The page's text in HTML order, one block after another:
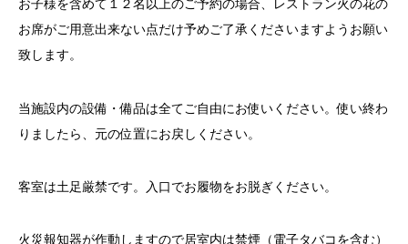
お子様を含めて１２名以上のご予約の場合、レストラン火の花の
お席がご用意出来ない点だけ予めご了承くださいますようお願い
致します。
当施設内の設備・備品は全てご自由にお使いください。使い終わ
りましたら、元の位置にお戻しください。
客室は土足厳禁です。入口でお履物をお脱ぎください。
火災報知器が作動しますので居室内は禁煙（電子タバコを含む）